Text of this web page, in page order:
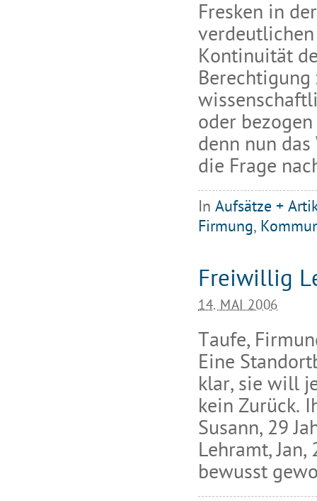
Fresken in
Kontinuität
oder
denn nun
die Frage
In Aufsätze +
Firmung,
Freiwillig
14. MAI 2006
Taufe,
Eine
klar, sie will
kein Zurück.
Susann, 29
Lehramt,
bewusst